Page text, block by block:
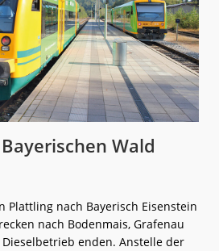
Wald
Plattling nach Bayerisch Eisenstein
nach Bodenmais, Grafenau
enden. Anstelle der